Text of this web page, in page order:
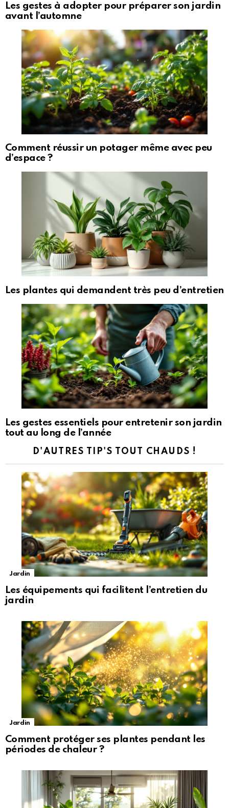
Les gestes à adopter pour préparer son jardin
avant l’automne
Comment réussir un potager même avec peu
d’espace ?
Les plantes qui demandent très peu d’entretien
Les gestes essentiels pour entretenir son jardin
tout au long de l’année
D'AUTRES TIP'S TOUT CHAUDS !
Jardin
Les équipements qui facilitent l’entretien du
jardin
Jardin
Comment protéger ses plantes pendant les
périodes de chaleur ?